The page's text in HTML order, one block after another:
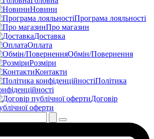
Новини
Програма лояльності
Про магазин
Доставка
Оплата
Обмін/Повернення
Розміри
Контакти
Політика
Договір
оферти